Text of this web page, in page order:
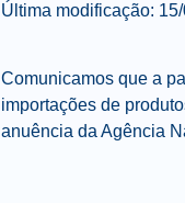
Última modificação:
Comunicamos que a
importações de
anuência da Agência